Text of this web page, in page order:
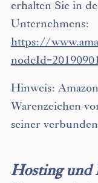
erhalten Sie in
Unternehmens:
https://
Hinweis:
Warenzeichen
seiner
Hosting und